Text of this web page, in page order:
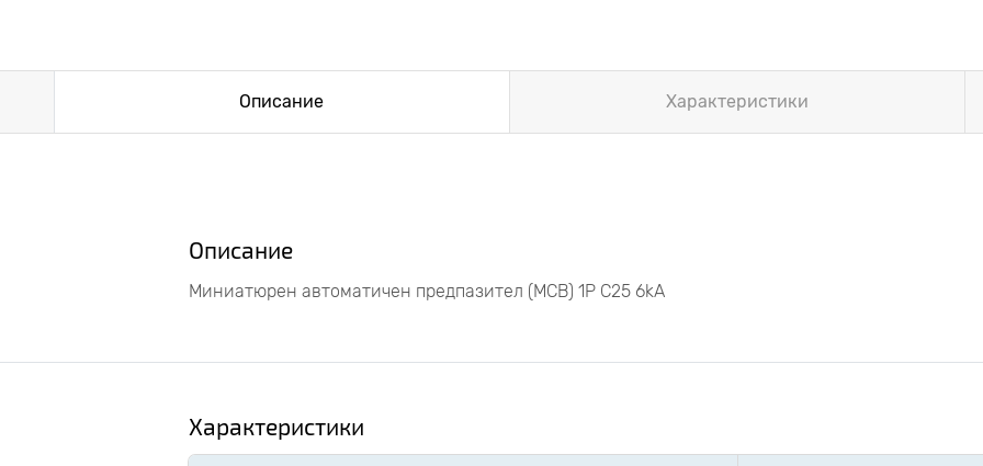
Описание Характеристики
Описание
Миниатюрен автоматичен предпазител (MCB) 1P C25 6kA
Характеристики